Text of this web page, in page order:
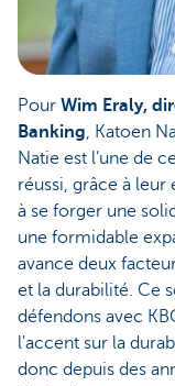
Pour Wim Eraly,
Banking, Katoen
Natie est l’une de
réussi, grâce à
à se forger une
une formidable
avance deux
et la durabilité. Ce
défendons avec
l'accent sur la
donc depuis des